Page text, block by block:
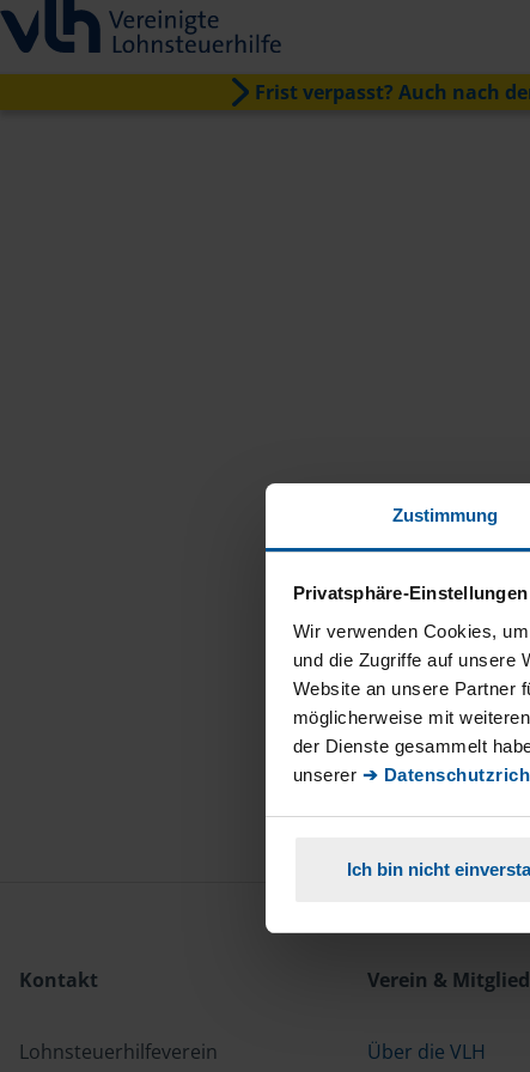
Zustimmung
Privatsphäre-Einstellungen
Wir verwenden Cookies,
und die Zugriffe auf unsere
Website an unsere Partner
möglicherweise mit
der Dienste gesammelt
unserer ➔
Ich bin nicht
Frist verpasst? Auch nach
Kontakt
Lohnsteuerhilfeverein
Verein &
Über die VLH